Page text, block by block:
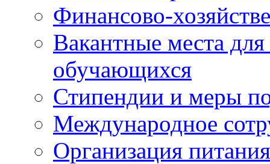
Финансово-
Вакантные места
обучающихся
Стипендии и меры
Международное
Организация